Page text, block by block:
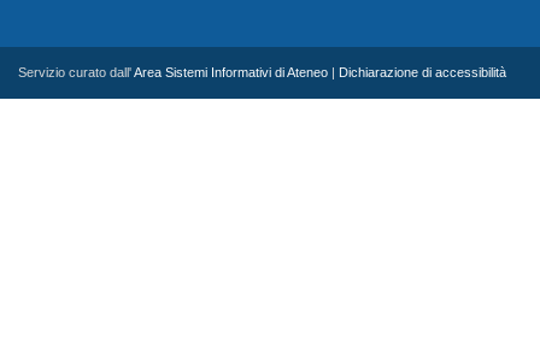
Servizio curato dall'Area Sistemi Informativi di Ateneo Dichiarazione di accessibilità